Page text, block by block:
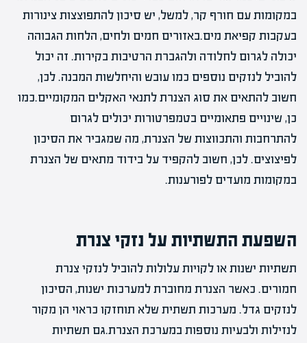
במקומות עם חורף קר, למשל, יש סיכון להתפוצצות צינורות
בעקבות קפיאת מים.באזורים חמים ולחים, הלחות הגבוהה
יכולה לגרום לחלודה ולהגברת הרטיבות בקירות. זה יכול
להוביל לנזקים נוספים כמו עובש והיחלשות המבנה. לכן,
חשוב להתאים את סוג הצנרת לתנאי האקלים המקומיים.כמו
כן, שינויים פתאומיים בטמפרטורות יכולים לגרום
להתרחבות והתכווצות של הצנרת, מה שמגביר את הסיכון
לפיצוצים. לכן, חשוב להקפיד על בידוד מתאים של הצנרת
במקומות מועדים לפורענות.
השפעת התשתיות על נזקי צנרת
תשתיות ישנות או לקויות עלולות להוביל לנזקי צנרת
חמורים. כאשר הצנרת מחוברת למערכות ישנות, הסיכון
לנזקים גדל. מערכות תשתית שלא תוחזקו כראוי הן מקור
לנזילות ולבעיות נוספות במערכת הצנרת.גם תשתיות